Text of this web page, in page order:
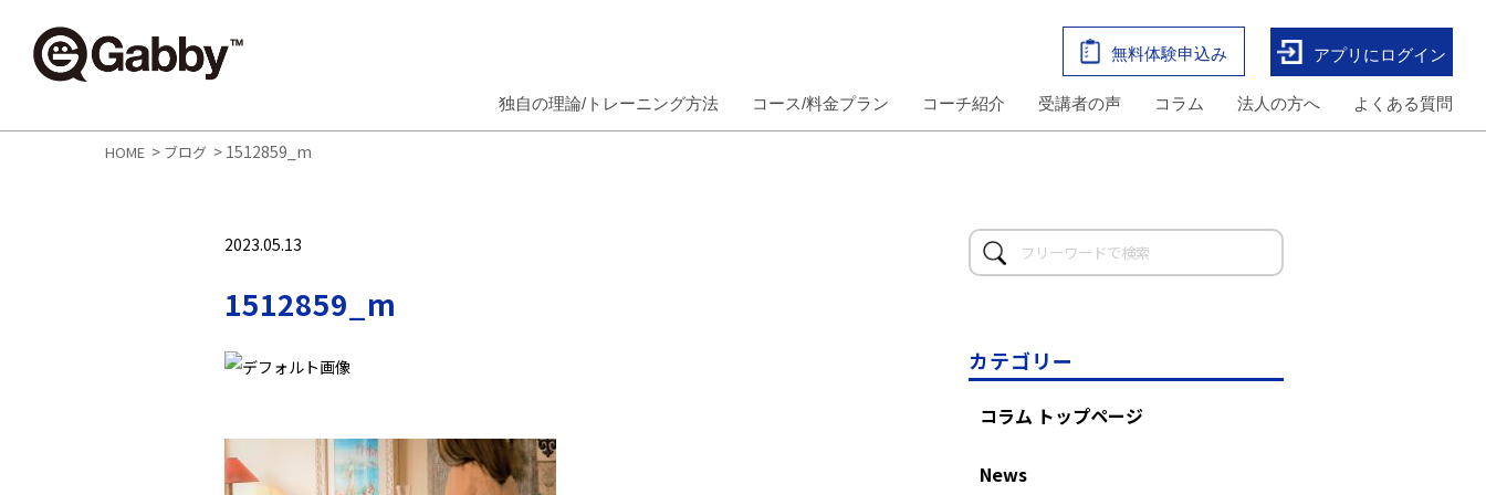
無料体験申込み アプリにログイン
独自の理論/トレーニング方法 コース/料金プラン コーチ紹介 受講者の声 コラム 法人の方へ よくある質問
HOME > ブログ > 1512859_m
2023.05.13
1512859_m
カテゴリー
コラム トップページ
News